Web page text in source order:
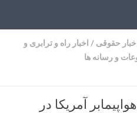
اخبار حقوقی / اخبار راه و ترابری و
و رسانه ها
آمریکا در